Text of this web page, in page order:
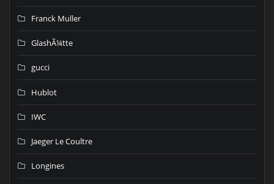
Franck Muller
GlashÃ¼tte
gucci
Hublot
IWC
Jaeger Le Coultre
Longines